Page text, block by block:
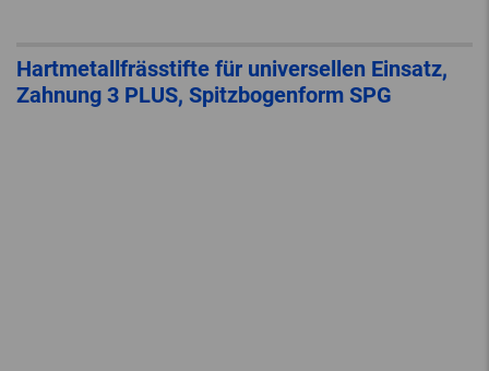
Hartmetallfrässtifte für universellen Einsatz,
Zahnung 3 PLUS, Spitzbogenform SPG